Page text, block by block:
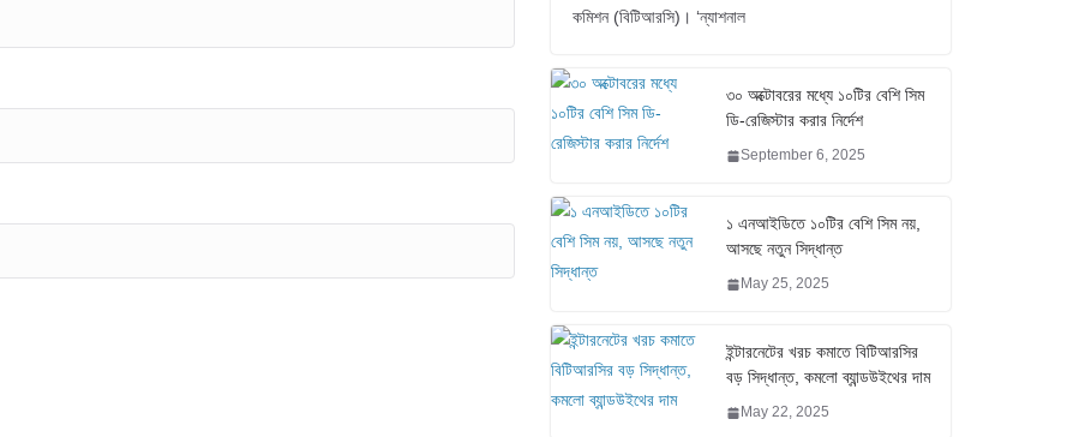
কমিশন (বিটিআরসি)। ‘ন্যাশনাল
৩০ অক্টোবরের মধ্যে ১০টির বেশি সিম
ডি-রেজিস্টার করার নির্দেশ
September 6, 2025
১ এনআইডিতে ১০টির বেশি সিম নয়,
আসছে নতুন সিদ্ধান্ত
May 25, 2025
ইন্টারনেটের খরচ কমাতে বিটিআরসির
বড় সিদ্ধান্ত, কমলো ব্যান্ডউইথের দাম
May 22, 2025